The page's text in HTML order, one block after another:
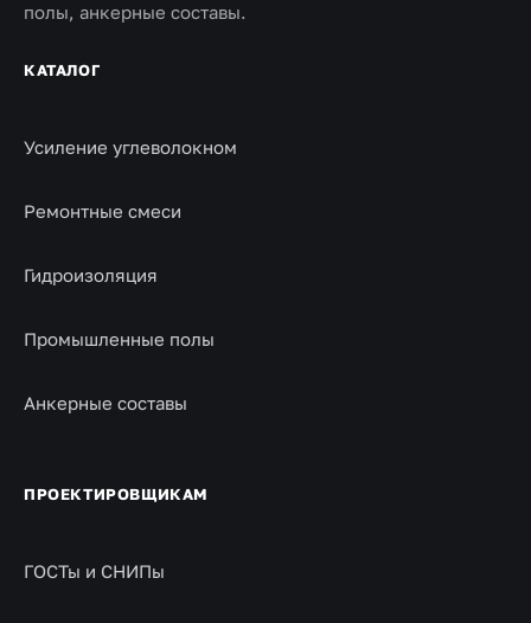
полы, анкерные составы.
КАТАЛОГ
Усиление углеволокном
Ремонтные смеси
Гидроизоляция
Промышленные полы
Анкерные составы
ПРОЕКТИРОВЩИКАМ
ГОСТы и СНИПы